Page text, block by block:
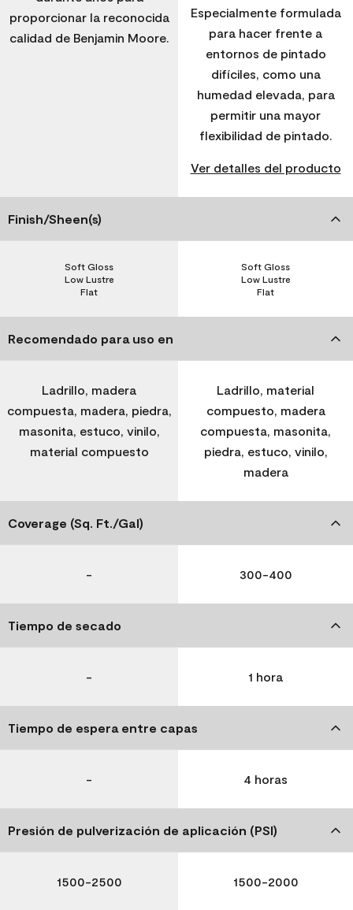
proporcionar la reconocida
calidad de Benjamin Moore.
Especialmente formulada
para hacer frente a
entornos de pintado
difíciles, como una
humedad elevada, para
permitir una mayor
flexibilidad de pintado.
Ver detalles del producto
Finish/Sheen(s)
Flat
Low Lustre
Soft Gloss
Flat
Low Lustre
Soft Gloss
Recomendado para uso en
Ladrillo, madera
compuesta, madera, piedra,
masonita, estuco, vinilo,
material compuesto
Ladrillo, material
compuesto, madera
compuesta, masonita,
piedra, estuco, vinilo,
madera
Coverage (Sq. Ft./Gal)
- 300-400
Tiempo de secado
- 1 hora
Tiempo de espera entre capas
- 4 horas
Presión de pulverización de aplicación (PSI)
1500-2500 1500-2000